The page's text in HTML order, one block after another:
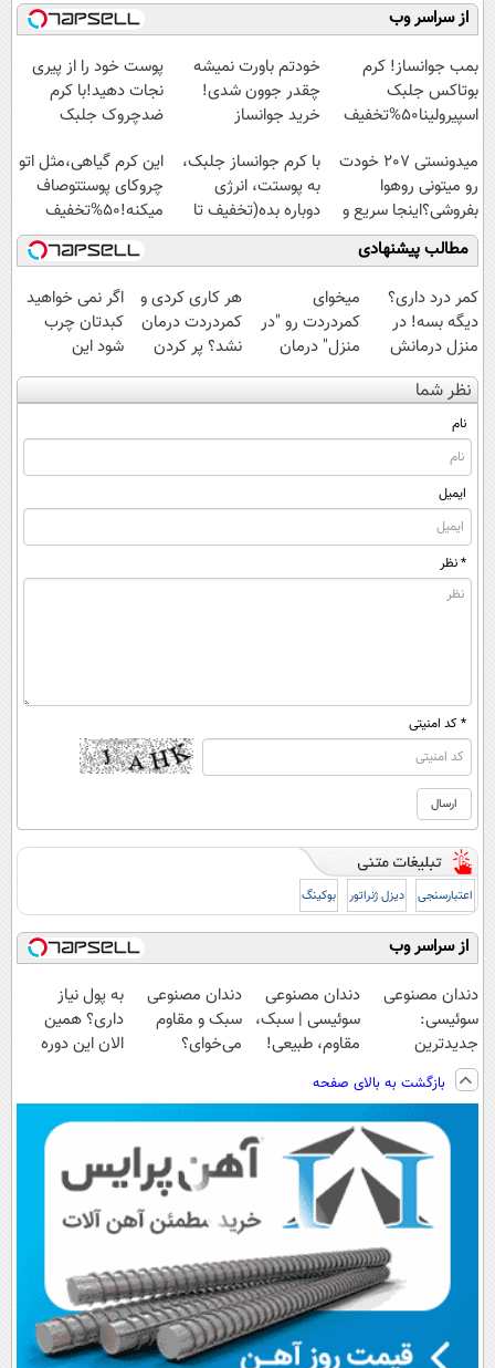
میلیاردر شد.
آموزش رایگان
موثر(تخفیف تا
امشب)
رایگان درآمد
میلیاردی)
کنید!
◗پرسش‌نامه◖
از سراسر وب
بمب جوانساز! کرم
بوتاکس جلبک
اسپیرولینا50%تخفیف
خودتم باورت نمیشه
چقدر جوون شدی!
خرید جوانساز
ویژه
پوست خود را از پیری
نجات دهید!با کرم
ضدچروک جلبک
میدونستی 207 خودت
رو میتونی روهوا
بفروشی؟اینجا سریع و
راحت بفروش
با کرم جوانساز جلبک،
به پوستت، انرژی
دوباره بده(تخفیف تا
امشب)
این کرم گیاهی،مثل اتو
چروکای پوستتوصاف
میکنه!50%تخفیف
مطالب پیشنهادی
کمر درد داری؟
دیگه بسه! در
منزل درمانش
کن
(◀پرسش‌نامه)
میخوای
کمردردت رو "در
منزل" درمان
کنی؟ (◂فیلم +
◂پرسش‌نامه)
هر کاری کردی و
کمردردت درمان
نشد؟ پر کردن
پرسشنامه و
دریافت راه حل
اگر نمی خواهید
کبدتان چرب
شود این
نوشیدنی خوش
طعم را بنوشید
نظر شما
نام
ایمیل
* نظر
* کد امنیتی
اعتبارسنجی دیزل ژنراتور بوکینگ
از سراسر وب
دندان مصنوعی
سوئیسی:
جدیدترین
فناوری اروپا،
سبک و مقاوم |
پرداخت قسطی
دندان مصنوعی
سوئیسی | سبک،
مقاوم، طبیعی!
رایگان+پرداخت
اقساطی😍
دندان مصنوعی
سبک و مقاوم
می‌خوای؟
📍تهران
به پول نیاز
داری؟ همین
الان این دوره
بازگشت به بالای صفحه